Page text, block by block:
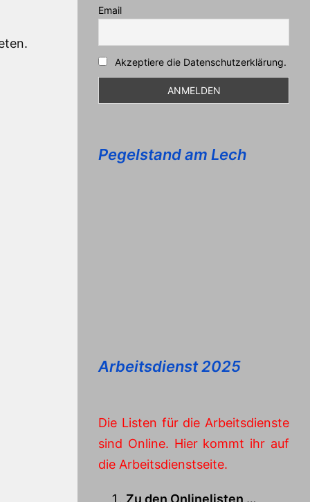
Email
Akzeptiere die Datenschutzerklärung.
Pegelstand am Lech
Arbeitsdienst 2025
Die Listen für die Arbeitsdienste
sind Online. Hier kommt ihr auf
die Arbeitsdienstseite.
Zu den Onlinelisten …